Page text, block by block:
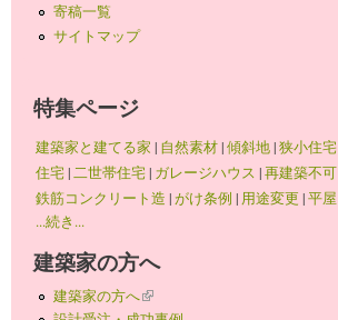
寄稿一覧
サイトマップ
特集ページ
建築家と建てる家 | 自然素材|傾斜地|狭小住宅
住宅|二世帯住宅| ガレージハウス |再建築不可
鉄筋コンクリート造 |がけ条例 | 用途変更 |平屋
...続き...
建築家の方へ
建築家の方へ(link is external)